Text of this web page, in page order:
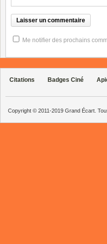
Me notifier des prochains
Citations Badges Ciné
Copyright © 2011-2019 Grand Écart.